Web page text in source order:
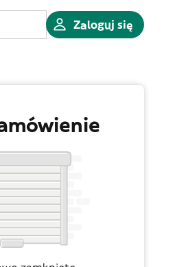
Zaloguj się